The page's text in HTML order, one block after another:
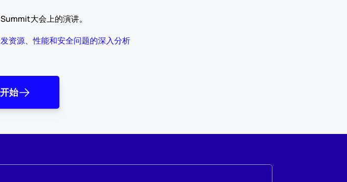
大会上的演讲。
资源、性能和安全问题的深入分析
始